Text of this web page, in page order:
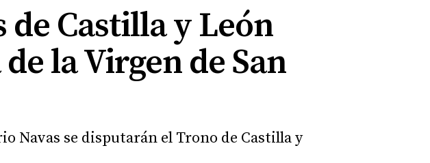
Castilla y León
la Virgen de San
Navas se disputarán el Trono de Castilla y